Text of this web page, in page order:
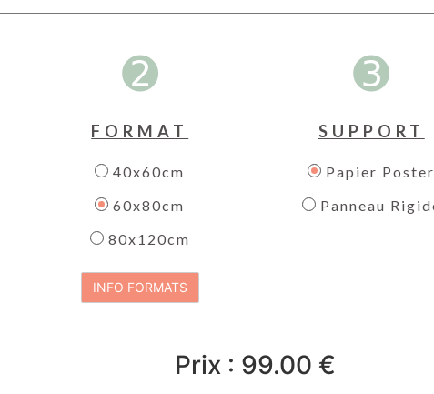
➋
FORMAT
40x60cm
60x80cm
80x120cm
➌
SUPPORT
Papier Poster
Panneau
Prix : 99.00 €